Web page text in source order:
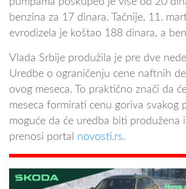
benzina za 17 dinara. Tačnije, 11.
evrodizela je koštao 188 dinara, a
Vlada Srbije produžila je pre dve
Uredbe o ograničenju cene naftnih
ovog meseca. To praktično znači da
meseca formirati cenu goriva svakog
moguće da će uredba biti produžena
prenosi portal novosti.rs.